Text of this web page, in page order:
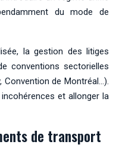
du mode de
la gestion des litiges
conventions sectorielles
Convention de Montréal…).
et allonger la
de transport